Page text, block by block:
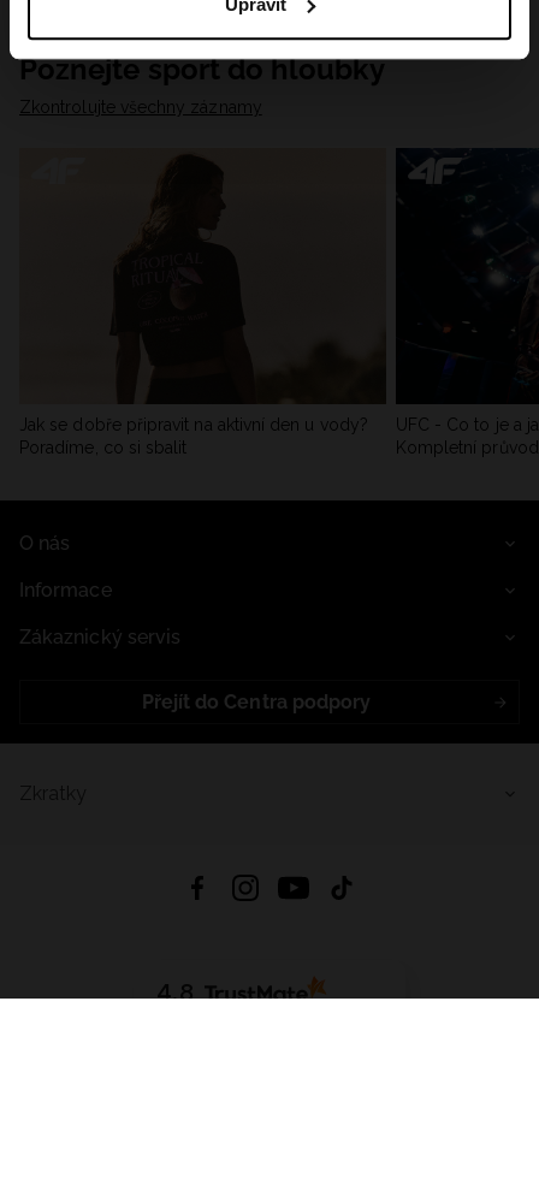
Poznejte sport do hloubky
Zkontrolujte všechny záznamy
Jak se dobře připravit na aktivní den u vody?
Poradíme, co si sbalit
UFC - Co to je a
Kompletní
O nás
Informace
Zákaznický servis
Přejít do Centra podpory
4.8